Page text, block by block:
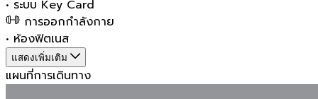
• ระบบ Key Card
การออกกำลังกาย
• ห้องฟิตเนส
แสดงเพิ่มเติม
แผนที่การเดินทาง